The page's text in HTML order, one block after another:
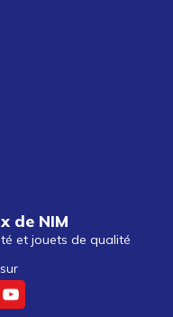
de NIM
et jouets de qualité